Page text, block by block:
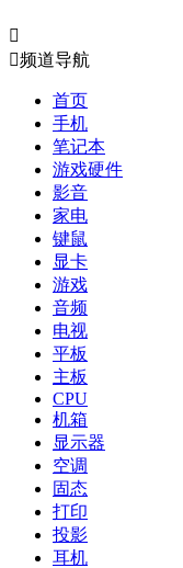

频道导航
首页
手机
笔记本
游戏硬件
影音
家电
键鼠
显卡
游戏
音频
电视
平板
主板
CPU
机箱
显示器
空调
固态
打印
投影
耳机